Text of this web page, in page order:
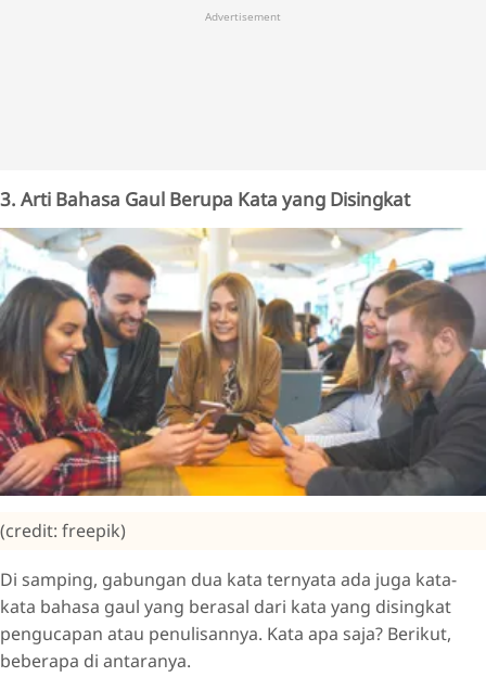
Advertisement
3. Arti Bahasa Gaul Berupa Kata yang Disingkat
(credit: freepik)
Di samping, gabungan dua kata ternyata ada juga kata-
kata bahasa gaul yang berasal dari kata yang disingkat
pengucapan atau penulisannya. Kata apa saja? Berikut,
beberapa di antaranya.